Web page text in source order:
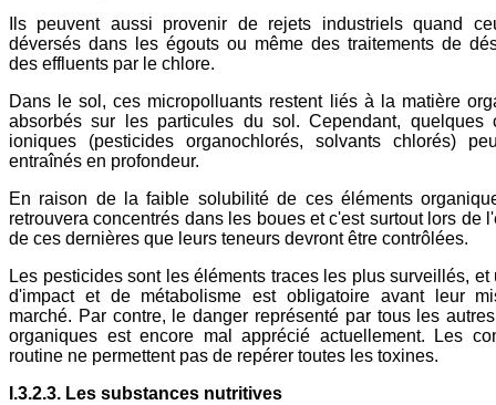
Ils peuvent aussi provenir de rejets industriels quand
déversés dans les égouts ou même des traitements de
des effluents par le chlore.
Dans le sol, ces micropolluants restent liés à la matière
absorbés sur les particules du sol. Cependant, quelques
ioniques (pesticides organochlorés, solvants chlorés)
entraînés en profondeur.
En raison de la faible solubilité de ces éléments
retrouvera concentrés dans les boues et c'est surtout lors de
de ces dernières que leurs teneurs devront être contrôlées.
Les pesticides sont les éléments traces les plus surveillés, et
d'impact et de métabolisme est obligatoire avant leur
marché. Par contre, le danger représenté par tous les
organiques est encore mal apprécié actuellement. Les
routine ne permettent pas de repérer toutes les toxines.
I.3.2.3. Les substances nutritives